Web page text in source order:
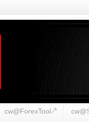
cw@ForexTool↗